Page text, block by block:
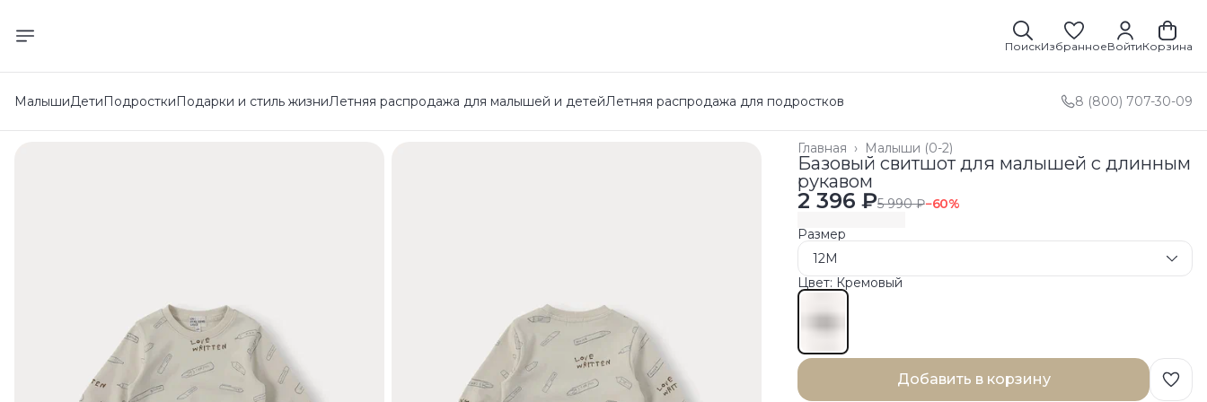
ПоискИзбранноеВойтиКорзина
МалышиДетиПодросткиПодарки и стиль жизниЛетняя распродажа для малышей и детейЛетняя распродажа для подростков 8 (800) 707-30-09
Малыши (0-2)
Главная ›
Базовый свитшот для малышей с длинным
рукавом
2 396 ₽5 990 ₽−60%
Размер
12M
Цвет: Кремовый
Добавить в корзину